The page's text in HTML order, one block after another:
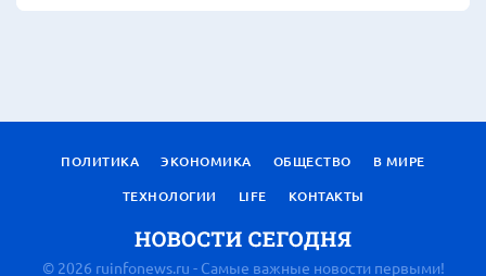
ПОЛИТИКА ЭКОНОМИКА ОБЩЕСТВО
В МИРЕ
ТЕХНОЛОГИИ
LIFE КОНТАКТЫ
© 2026 ruinfonews.ru - Самые важные новости первыми!